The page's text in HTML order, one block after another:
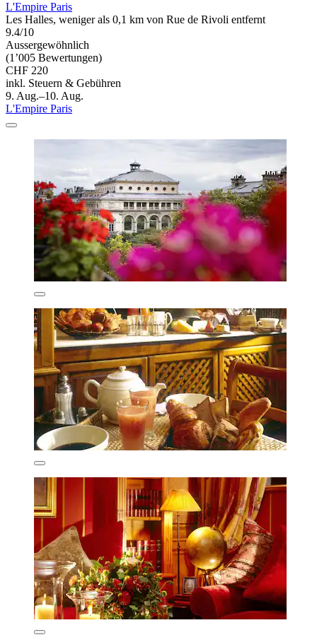
L'Empire Paris
Les Halles, weniger als 0,1 km von Rue de Rivoli entfernt
9.4/10
Aussergewöhnlich
(1’005 Bewertungen)
CHF 220
inkl. Steuern & Gebühren
9. Aug.–10. Aug.
L'Empire Paris